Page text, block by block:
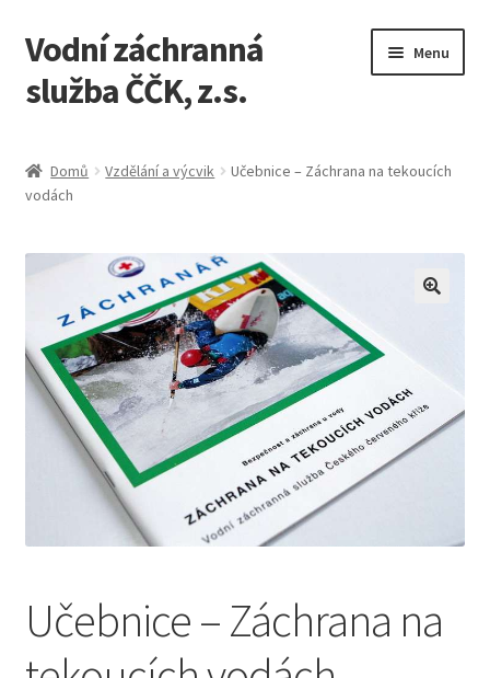
Přeskočit
na
navigaci
Přejít
k
obsahu
Vodní záchranná
služba ČČK, z.s.
Menu
Jak nakupovat
Košík
Můj účet
Pokladna
Zásady ochrany osobních údajů
Domů Vzdělání a výcvik
Učebnice – Záchrana na tekoucích
vodách
Učebnice – Záchrana na